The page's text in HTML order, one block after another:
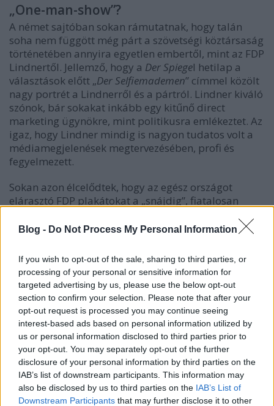
Blog - Do Not Process My Personal Information
If you wish to opt-out of the sale, sharing to third parties, or
processing of your personal or sensitive information for
targeted advertising by us, please use the below opt-out
section to confirm your selection. Please note that after your
opt-out request is processed you may continue seeing
interest-based ads based on personal information utilized by
us or personal information disclosed to third parties prior to
your opt-out. You may separately opt-out of the further
disclosure of your personal information by third parties on the
IAB’s list of downstream participants. This information may
also be disclosed by us to third parties on the IAB’s List of
Downstream Participants that may further disclose it to other
„One-man-show”?
A német sajtóban sokan rámutatnak, hogy talán
soha nem függött még párt a szövetségi köztársaság
történetében annyira egyetlen embertől, mint az FDP
Lindnertől. Jellemző, hogy a Der Spiegel hetilap a
választások előtt „Der Selfiemademen” címmel közölt
nagy portrét a Lindnerről és a pártról. Lindner kiváló
szónok, bár sokakat inkább egy kitűnő direct
marketing ügynökre, mint politikusra emlékeztet. Az
igaz, hogy Lindner mindig is nagyon tudatos volt a
médiamegjelenések megtervezésében, profi és
fegyelmezett.
Sokan azon élcelődtek, hogy az egész országot
elárasztó FDP plakátokat a „snájdig”, fiatalosan
Lindnerrel könnyen össze lehet téveszteni a H&M
plakátok a Lindnerrel a választások előtt készült Bild
interjúban is előkerültek. A legnagyobb német
napilap – aminek súlyára jellemző, hogy a nyolcadik
legnagyobb példányszámú lap a világon úgy, hogy
az első hét mind Ázsiában található – rendkívüli
fontosságú interjújában Lindner egy ideig próbálta
bizonygatni, hogy minden párt a listavezetőjéről
teszi ki a legtöbb plakátot, majd majdnem az
asztalra csapva szakította félbe a kérdést erőltető
riportert, hogy neki a plakátok nem számítanak, ő
tartalomról beszél.